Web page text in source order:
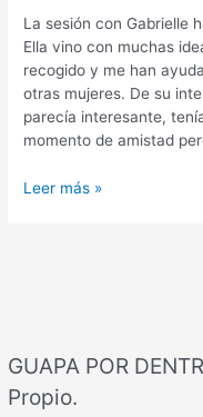
GUAPA POR
Propio.
La sesión con Gabrielle
Ella vino con muchas
recogido y me han
otras mujeres. De su
parecía interesante,
momento de amistad
Leer más »